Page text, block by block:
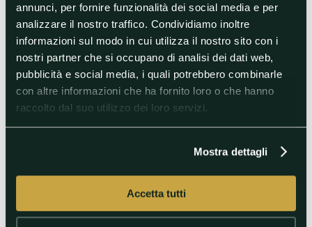
annunci, per fornire funzionalità dei social media e per
analizzare il nostro traffico. Condividiamo inoltre
informazioni sul modo in cui utilizza il nostro sito con i
nostri partner che si occupano di analisi dei dati web,
pubblicità e social media, i quali potrebbero combinarle
con altre informazioni che ha fornito loro o che hanno
raccolto dal suo utilizzo dei loro servizi.
Mostra dettagli
Accetta tutti
#Women
21/05/2022 21:27
Women's UEFA Champions
League, trionfa il Lione:
Barca battuto 3-1
Henry, Hegerberg e Macario
Champions alle francesi. Inutile
il gol del Pallone d'Oro in carica
#Barcelona
#BarcelonavOlympiqueLyonnais